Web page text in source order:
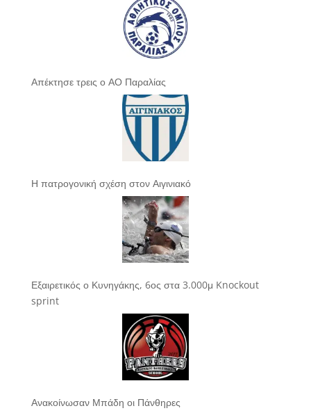
Απέκτησε τρεις ο ΑΟ Παραλίας
Η πατρογονική σχέση στον Αιγινιακό
Εξαιρετικός ο Κυνηγάκης, 6ος στα 3.000μ Knockout
sprint
Ανακοίνωσαν Μπάδη οι Πάνθηρες